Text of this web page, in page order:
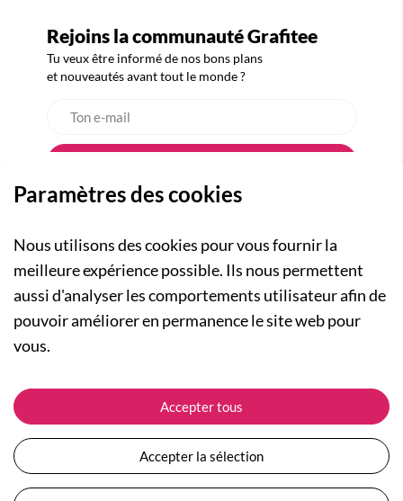
Rejoins la communauté Grafitee
Tu veux être informé de nos bons plans
et nouveautés avant tout le monde ?
A PROPOS
Qui sommes-nous ?
Actualités
Nos engagements
Plan du site
Devenir revendeur
Collection Femme
Collection Enfants
Les Totebags
Nos différents thèmes
ASSISTANCE
Suivre ma commande
Expédition et livraison
Retour et remboursement
Moyens de paiement
Paramètres des cookies
Nous utilisons des cookies pour vous fournir la
meilleure expérience possible. Ils nous permettent
aussi d'analyser les comportements utilisateur afin de
pouvoir améliorer en permanence le site web pour
vous.
Accepter tous
Accepter la sélection